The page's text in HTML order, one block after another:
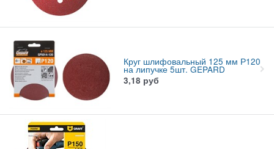
Круг шлифовальный 125 мм Р120
на липучке 5шт. GEPARD
3,18 руб